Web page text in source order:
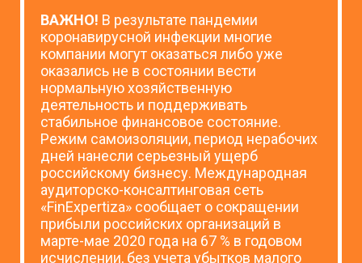
ВАЖНО! В результате пандемии
коронавирусной инфекции многие
компании могут оказаться либо уже
оказались не в состоянии вести
нормальную хозяйственную
деятельность и поддерживать
стабильное финансовое состояние.
Режим самоизоляции, период нерабочих
дней нанесли серьезный ущерб
российскому бизнесу. Международная
аудиторско-консалтинговая сеть
«FinExpertiza» сообщает о сокращении
прибыли российских организаций в
марте-мае 2020 года на 67 % в годовом
исчислении, без учета убытков малого